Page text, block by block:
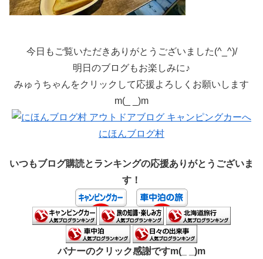
今日もご覧いただきありがとうございました(^_^)/
明日のブログもお楽しみに♪
みゅうちゃんをクリックして応援よろしくお願いします
m(_ _)m
にほんブログ村
いつもブログ購読とランキングの応援ありがとうございま
す！
バナーのクリック感謝ですm(_ _)m